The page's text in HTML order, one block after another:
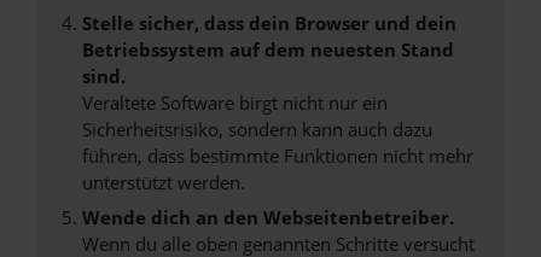
Stelle sicher, dass dein Browser und dein
Betriebssystem auf dem neuesten Stand
sind.
Veraltete Software birgt nicht nur ein
Sicherheitsrisiko, sondern kann auch dazu
führen, dass bestimmte Funktionen nicht mehr
unterstützt werden.
Wende dich an den Webseitenbetreiber.
Wenn du alle oben genannten Schritte versucht